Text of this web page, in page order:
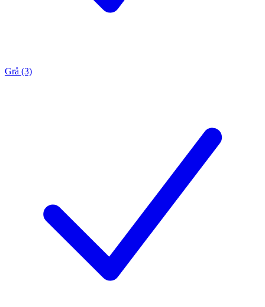
Grå (3)